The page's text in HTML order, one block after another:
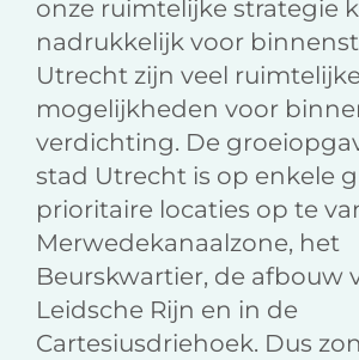
onze ruimtelijke strategie
nadrukkelijk voor
Utrecht zijn veel ruimtelijke
mogelijkheden voor
verdichting. De
stad Utrecht is op enkele
prioritaire locaties op te
Merwedekanaalzone, het
Beurskwartier, de afbouw
Leidsche Rijn en in de
Cartesiusdriehoek. Dus